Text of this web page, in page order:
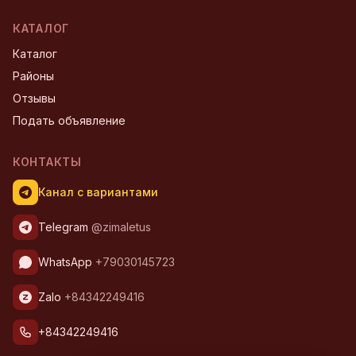
КАТАЛОГ
Каталог
Районы
Отзывы
Подать объявление
КОНТАКТЫ
Канал с вариантами
Telegram @zimaletus
WhatsApp +79030145723
Zalo +84342249416
+84342249416